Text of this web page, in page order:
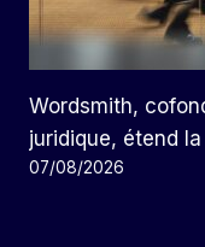
Wordsmith,
juridique, étend
07/08/2026